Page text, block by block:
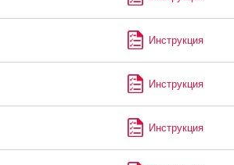
Инструкция
Инструкция
Инструкция